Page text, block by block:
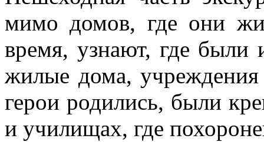
мимо домов, где они
время, узнают, где были
жилые дома,
герои родились, были
и училищах, где